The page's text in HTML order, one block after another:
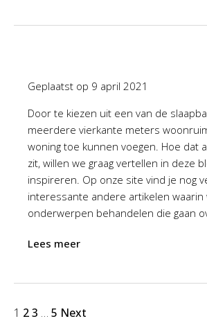
Geplaatst op 9 april 2021
Door te kiezen uit een van de
meerdere vierkante meters
woning toe kunnen voegen. Hoe dat
zit, willen we graag vertellen in deze
inspireren. Op onze site vind je nog
interessante andere artikelen waarin
onderwerpen behandelen die gaan
Lees meer
1 23 … 5 Next